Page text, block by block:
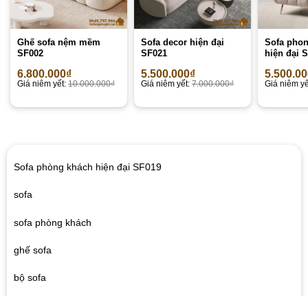
Ghế sofa nệm mềm
SF002
6.800.000₫
Giá niêm yết: 10.000.000₫
Sofa decor hiện đại
SF021
5.500.000₫
Giá niêm yết: 7.000.000₫
Sofa
hiện đại
Giá niêm
Sofa phòng khách hiện đại SF019
sofa
sofa phòng khách
ghế sofa
bộ sofa